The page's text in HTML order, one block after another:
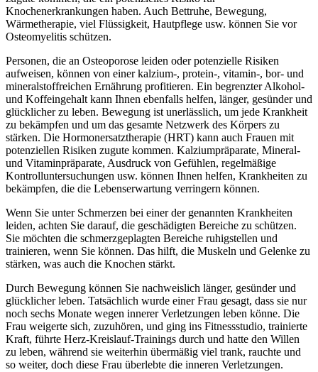
Knochenerkrankungen haben. Auch Bettruhe, Bewegung,
Wärmetherapie, viel Flüssigkeit, Hautpflege usw. können Sie vor
Osteomyelitis schützen.
Personen, die an Osteoporose leiden oder potenzielle Risiken
aufweisen, können von einer kalzium-, protein-, vitamin-, bor- und
mineralstoffreichen Ernährung profitieren. Ein begrenzter Alkohol-
und Koffeingehalt kann Ihnen ebenfalls helfen, länger, gesünder und
glücklicher zu leben. Bewegung ist unerlässlich, um jede Krankheit
zu bekämpfen und um das gesamte Netzwerk des Körpers zu
stärken. Die Hormonersatztherapie (HRT) kann auch Frauen mit
potenziellen Risiken zugute kommen. Kalziumpräparate, Mineral-
und Vitaminpräparate, Ausdruck von Gefühlen, regelmäßige
Kontrolluntersuchungen usw. können Ihnen helfen, Krankheiten zu
bekämpfen, die die Lebenserwartung verringern können.
Wenn Sie unter Schmerzen bei einer der genannten Krankheiten
leiden, achten Sie darauf, die geschädigten Bereiche zu schützen.
Sie möchten die schmerzgeplagten Bereiche ruhigstellen und
trainieren, wenn Sie können. Das hilft, die Muskeln und Gelenke zu
stärken, was auch die Knochen stärkt.
Durch Bewegung können Sie nachweislich länger, gesünder und
glücklicher leben. Tatsächlich wurde einer Frau gesagt, dass sie nur
noch sechs Monate wegen innerer Verletzungen leben könne. Die
Frau weigerte sich, zuzuhören, und ging ins Fitnessstudio, trainierte
Kraft, führte Herz-Kreislauf-Trainings durch und hatte den Willen
zu leben, während sie weiterhin übermäßig viel trank, rauchte und
so weiter, doch diese Frau überlebte die inneren Verletzungen.